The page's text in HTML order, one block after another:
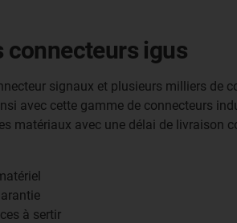
connecteurs igus
signaux et plusieurs milliers de
avec cette gamme de connecteurs
matériaux avec une délai de livraison
à sertir